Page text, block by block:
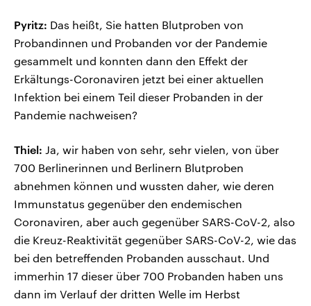
Pyritz: Das heißt, Sie hatten Blutproben von
Probandinnen und Probanden vor der Pandemie
gesammelt und konnten dann den Effekt der
Erkältungs-Coronaviren jetzt bei einer aktuellen
Infektion bei einem Teil dieser Probanden in der
Pandemie nachweisen?
Thiel: Ja, wir haben von sehr, sehr vielen, von über
700 Berlinerinnen und Berlinern Blutproben
abnehmen können und wussten daher, wie deren
Immunstatus gegenüber den endemischen
Coronaviren, aber auch gegenüber SARS-CoV-2, also
die Kreuz-Reaktivität gegenüber SARS-CoV-2, wie das
bei den betreffenden Probanden ausschaut. Und
immerhin 17 dieser über 700 Probanden haben uns
dann im Verlauf der dritten Welle im Herbst